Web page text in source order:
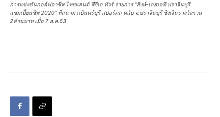
การแข่งขันกอล์ฟอาชีพ ไทยแลนด์ พีจีเอ ทัวร์ รายการ “สิงห์-เอสเอที ปราจีนบุรี
แชมเปี้ยนชิพ 2020” ที่สนาม กบินทร์บุรี สปอร์ตส คลับ จ.ปราจีนบุรี ชิงเงินรางวัลรวม
2ล้านบาท เมื่อ 7 ส.ค.63